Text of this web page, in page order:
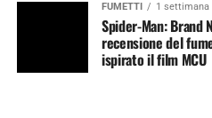
FUMETTI 1 settimana
Spider-Man: Brand
recensione del
ispirato il film MCU